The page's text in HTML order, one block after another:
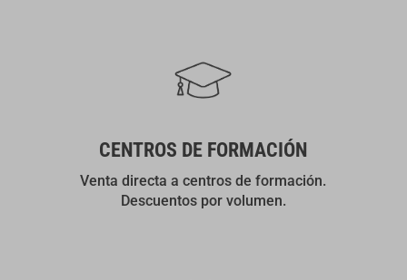
CENTROS DE FORMACIÓN
Venta directa a centros de formación.
Descuentos por volumen.